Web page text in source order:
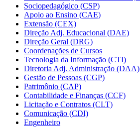
Sociopedagógico (CSP)
Apoio ao Ensino (CAE)
Extensão (CEX)
Direção Adj. Educacional (DAE)
Direção Geral (DRG)
Coordenações de Cursos
Tecnologia da Informação (CTI)
Diretoria Adj. Administração (DAA)
Gestão de Pessoas (CGP)
Patrimônio (CAP)
Contabilidade e Finanças (CCF)
Licitação e Contratos (CLT)
Comunicação (CDI)
Engenheiro